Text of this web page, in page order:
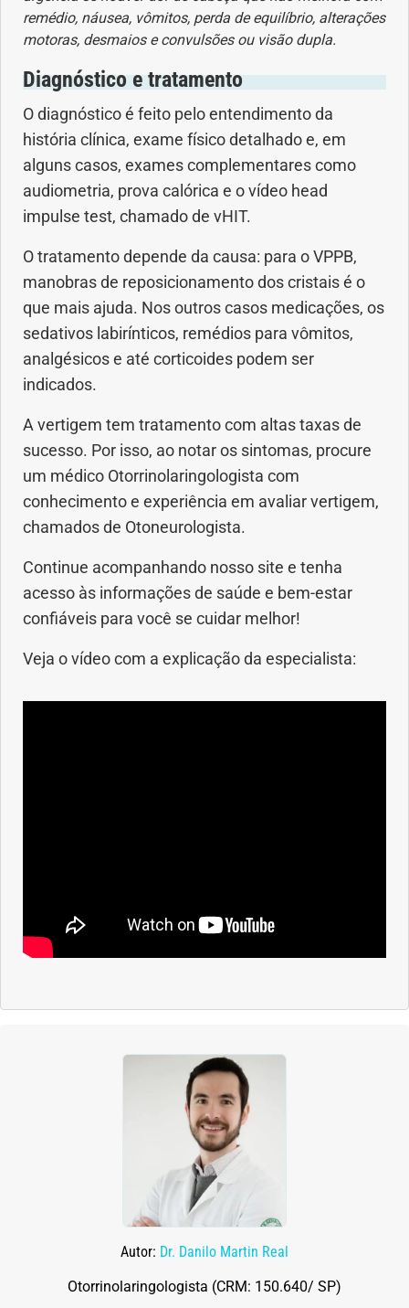
remédio, náusea, vômitos, perda de equilíbrio, alterações
motoras, desmaios e convulsões ou visão dupla.
Diagnóstico e tratamento
O diagnóstico é feito pelo entendimento da
história clínica, exame físico detalhado e, em
alguns casos, exames complementares como
audiometria, prova calórica e o vídeo head
impulse test, chamado de vHIT.
O tratamento depende da causa: para o VPPB,
manobras de reposicionamento dos cristais é o
que mais ajuda. Nos outros casos medicações, os
sedativos labirínticos, remédios para vômitos,
analgésicos e até corticoides podem ser
indicados.
A vertigem tem tratamento com altas taxas de
sucesso. Por isso, ao notar os sintomas, procure
um médico Otorrinolaringologista com
conhecimento e experiência em avaliar vertigem,
chamados de Otoneurologista.
Continue acompanhando nosso site e tenha
acesso às informações de saúde e bem-estar
confiáveis para você se cuidar melhor!
Veja o vídeo com a explicação da especialista:
Autor: Dr. Danilo Martin Real
Otorrinolaringologista (CRM: 150.640/ SP)